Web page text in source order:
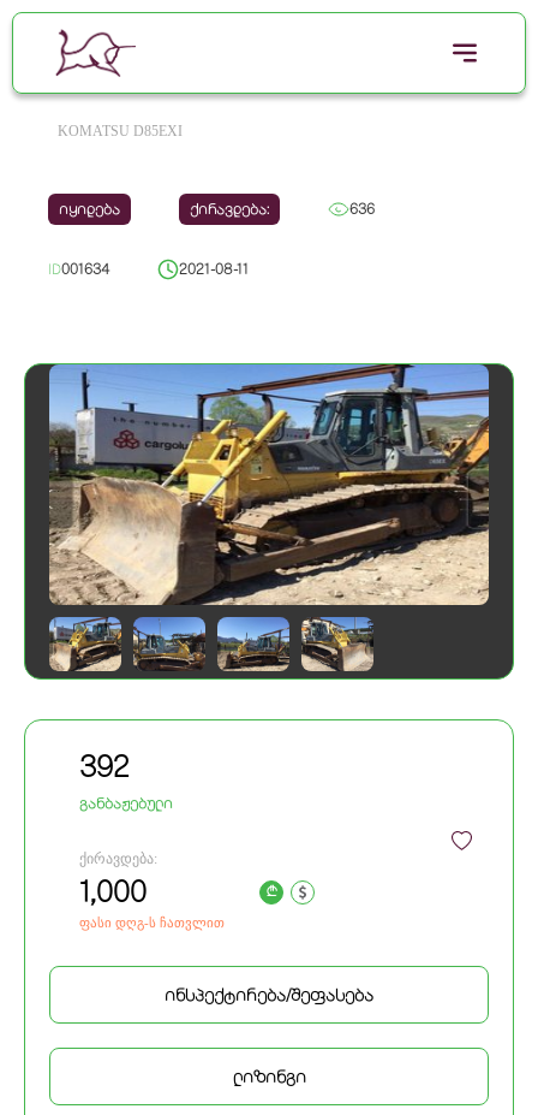
KOMATSU D85EXI
იყიდება ქირავდება: 636
ID001634 2021-08-11
392
განბაჟებული
ქირავდება:
1,000
ფასი დღგ-ს ჩათვლით
a
ინსპექტირება/შეფასება
ლიზინგი